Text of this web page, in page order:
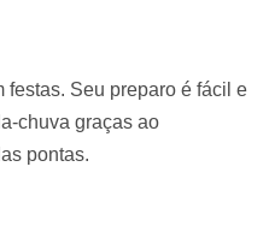
festas. Seu preparo é fácil e
chuva graças ao
pontas.